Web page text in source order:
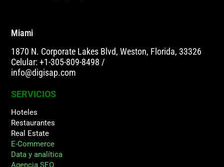
Miami
1870 N. Corporate Lakes Blvd, Weston, Florida, 33326
Celular: +1-305-809-8498 /
info@digisap.com
SERVICIOS
Hoteles
Restaurantes
Real Estate
E-Commerce
Data y analítica
Agencia SEO